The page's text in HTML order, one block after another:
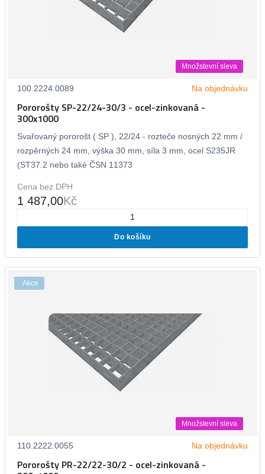
Množstevní sleva
100.2224.0089 Na objednávku
Pororošty SP-22/24-30/3 - ocel-zinkovaná -
300x1000
Svařovaný pororošt ( SP ), 22/24 - rozteče nosných 22 mm /
rozpěrných 24 mm, výška 30 mm, síla 3 mm, ocel S235JR
(ST37.2 nebo také ČSN 11373
Cena bez DPH
1 487,00Kč
Do košíku
Akce
Množstevní sleva
110.2222.0055 Na objednávku
Pororošty PR-22/22-30/2 - ocel-zinkovaná -